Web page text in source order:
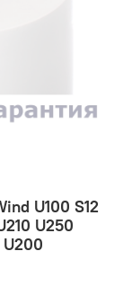
U100 S12
U250